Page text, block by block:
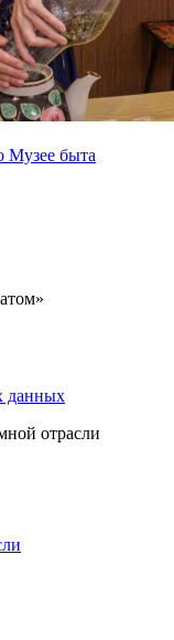
Музее быта
данных
отрасли